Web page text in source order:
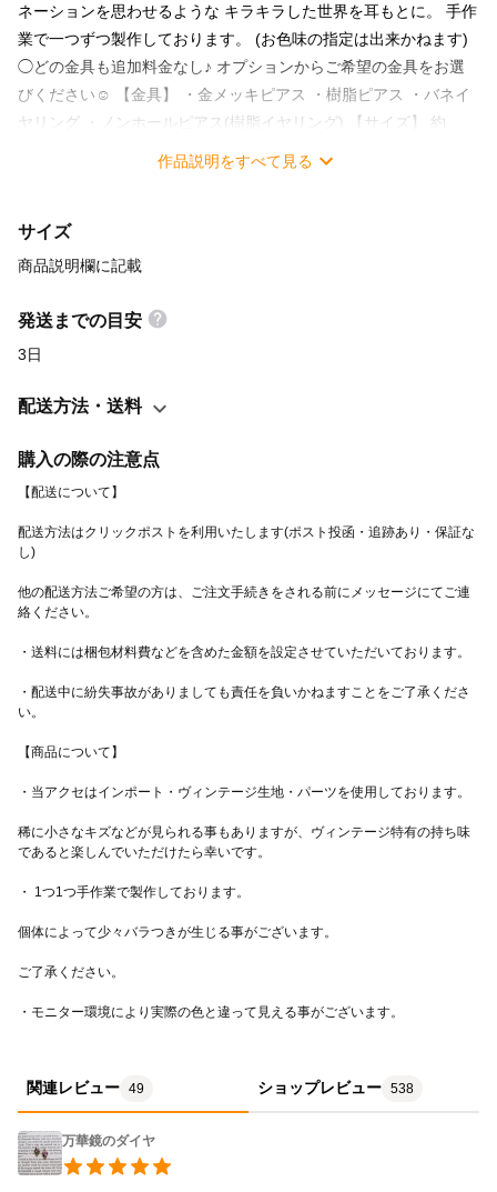
ネーションを思わせるような キラキラした世界を耳もとに。 手作
業で一つずつ製作しております。 (お色味の指定は出来かねます)
◯どの金具も追加料金なし♪ オプションからご希望の金具をお選
びください☺︎ 【金具】 ・金メッキピアス ・樹脂ピアス ・バネイ
ヤリング ・ノンホールピアス(樹脂イヤリング) 【サイズ】 約
15mm×10mm ※チャーム本体を持って着脱すると破損に繋がりや
説明をご覧いただいたうえで ご注文くださいませ】
作品説明をすべて見る
サイズ
商品説明欄に記載
発送までの目安
3日
配送方法・送料
購入の際の注意点
配送方法はクリックポストを利用いたします(ポスト投函・追跡あり・保証な
他の配送方法ご希望の方は、ご注文手続きをされる前にメッセージにてご連
・配送中に紛失事故がありましても責任を負いかねますことをご了承くださ
稀に小さなキズなどが見られる事もありますが、ヴィンテージ特有の持ち味
・モニター環境により実際の色と違って見える事がございます。
関連レビュー 49 ショップレビュー 538
万華鏡のダイヤ